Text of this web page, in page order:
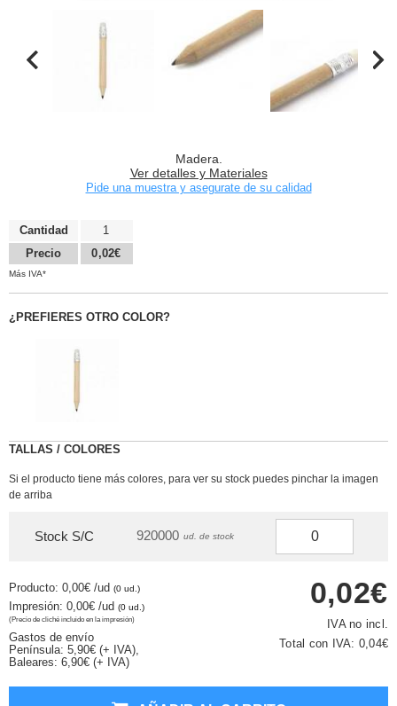
Madera.
Ver detalles y Materiales
Pide una muestra y asegurate de su calidad
Cantidad
Precio
1
0,02€
Más IVA*
¿PREFIERES OTRO COLOR?
TALLAS / COLORES
Si el producto tiene más colores, para ver su stock puedes pinchar la imagen
de arriba
Stock S/C 920000 ud. de stock
Producto: 0,00€ /ud (0 ud.)
Impresión: 0,00€ /ud (0 ud.)
(Precio de cliché incluido en la impresión)
Gastos de envío
Península: 5,90€ (+ IVA),
Baleares: 6,90€ (+ IVA)
0,02€
IVA no incl.
Total con IVA: 0,04€